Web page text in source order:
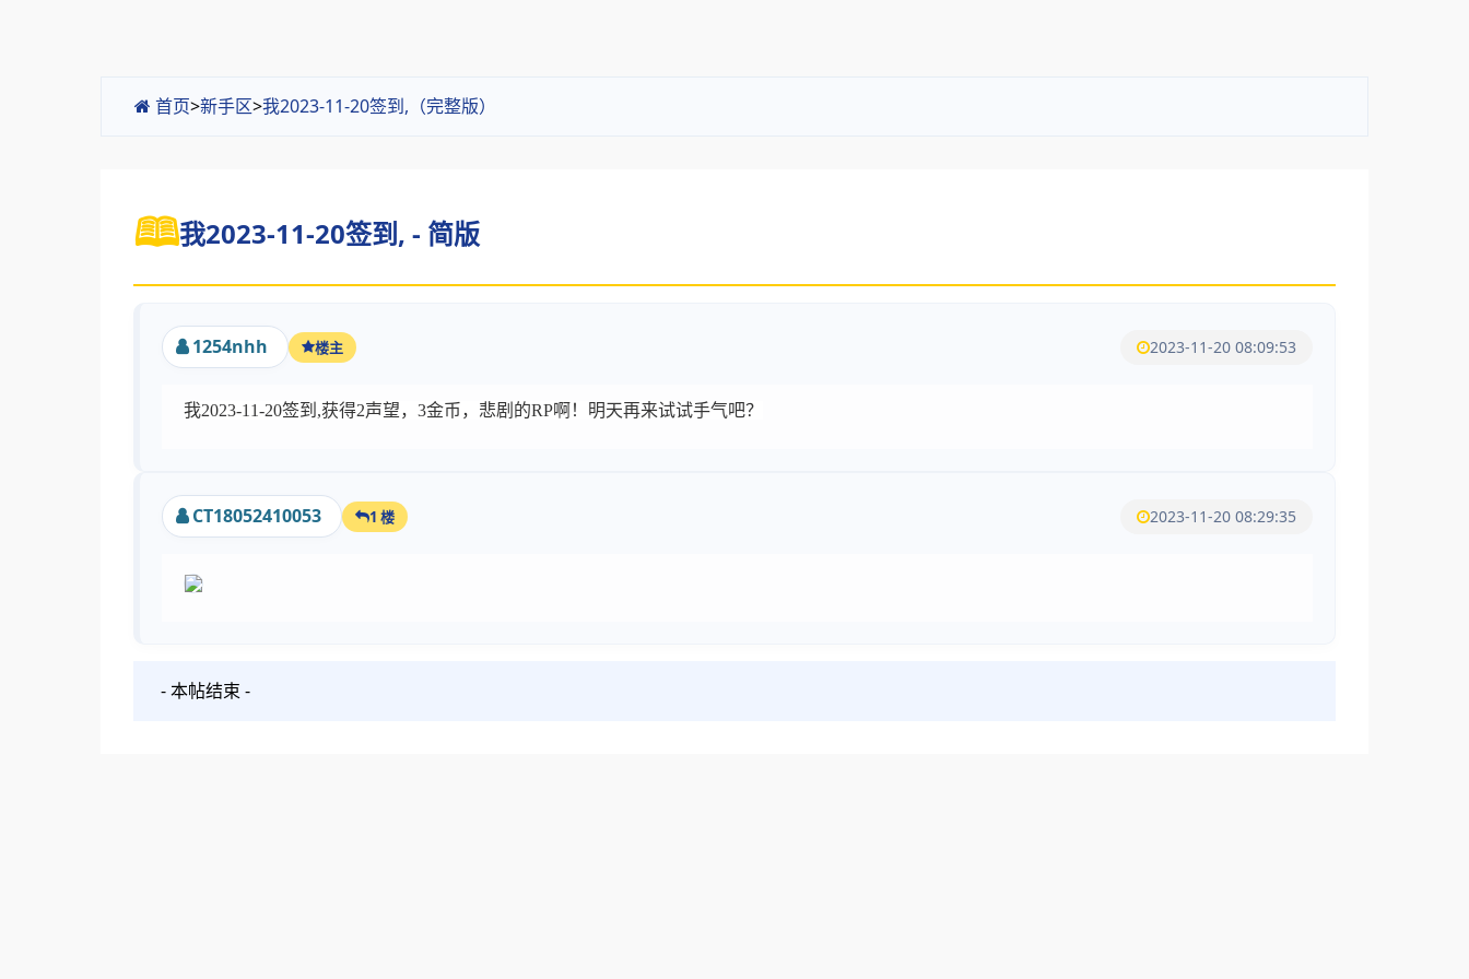
首页>新手区>我2023-11-20签到,（完整版）
我2023-11-20签到, - 简版
1254nhh 楼主 2023-11-20 08:09:53
我2023-11-20签到,获得2声望，3金币，悲剧的RP啊！明天再来试试手气吧？
CT18052410053 1 楼 2023-11-20 08:29:35
- 本帖结束 -